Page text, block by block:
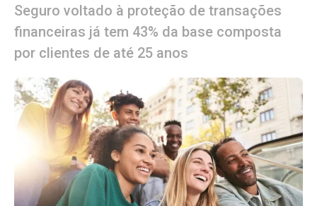
Seguro voltado à proteção de transações
financeiras já tem 43% da base composta
por clientes de até 25 anos